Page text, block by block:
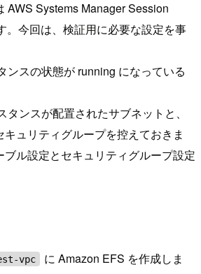
AWS Systems Manager Session
。今回は、検証用に必要な設定を事
ンスの状態が running になっている
ンスが配置されたサブネットと、
ュリティグループを控えておきま
ル設定とセキュリティグループ設定
vpc
に Amazon EFS を作成しま